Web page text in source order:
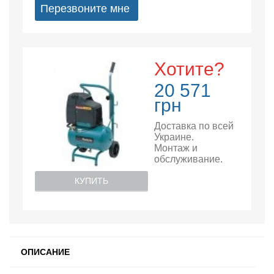
Перезвоните мне
Хотите?
20 571
грн
Доставка по всей
Украине.
Монтаж и
обслуживание.
КУПИТЬ
ОПИСАНИЕ